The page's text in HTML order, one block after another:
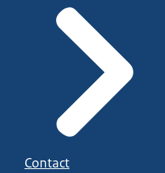
Contact